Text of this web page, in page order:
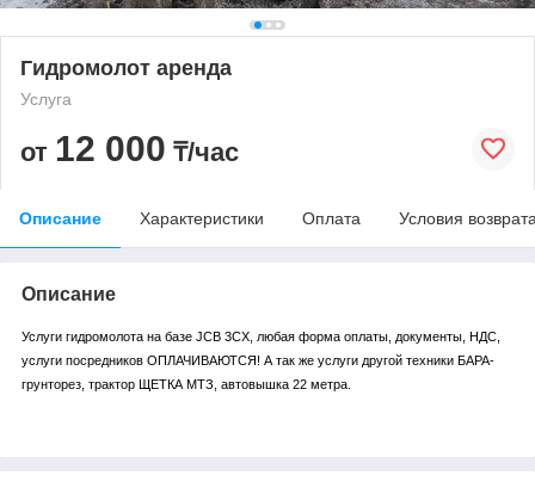
Гидромолот аренда
Услуга
от 12 000 ₸/час
Описание Характеристики Оплата Условия
Описание
Услуги гидромолота на базе JCB 3CX, любая форма оплаты, документы, НДС,
услуги посредников ОПЛАЧИВАЮТСЯ! А так же услуги другой техники БАРА-
грунторез, трактор ЩЕТКА МТЗ, автовышка 22 метра.